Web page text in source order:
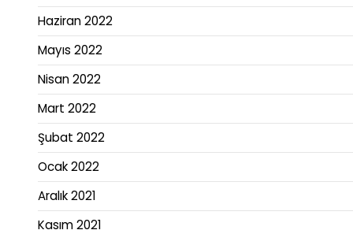
Haziran 2022
Mayıs 2022
Nisan 2022
Mart 2022
Şubat 2022
Ocak 2022
Aralık 2021
Kasım 2021